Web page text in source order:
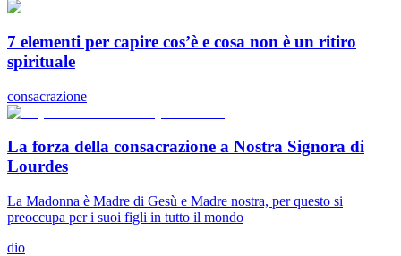
7 elementi per capire cos’è e cosa non è un ritiro
spirituale
consacrazione
La forza della consacrazione a Nostra Signora di
Lourdes
La Madonna è Madre di Gesù e Madre nostra, per questo si
preoccupa per i suoi figli in tutto il mondo
dio